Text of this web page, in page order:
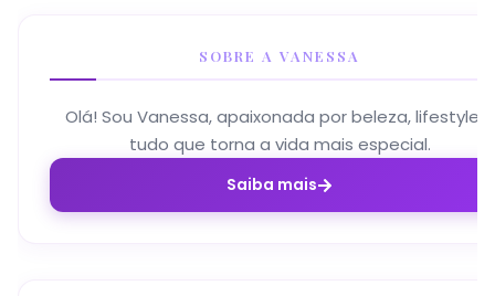
SOBRE A VANESSA
Olá! Sou Vanessa, apaixonada por beleza, lifestyle e
tudo que torna a vida mais especial.
Saiba mais